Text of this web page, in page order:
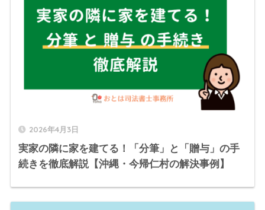
2026年4月3日
実家の隣に家を建てる！「分筆」と「贈与」の手
続きを徹底解説【沖縄・今帰仁村の解決事例】